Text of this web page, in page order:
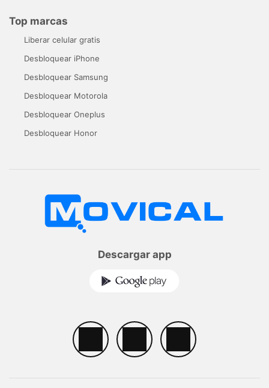
Top marcas
Liberar celular gratis
Desbloquear iPhone
Desbloquear Samsung
Desbloquear Motorola
Desbloquear Oneplus
Desbloquear Honor
Descargar app